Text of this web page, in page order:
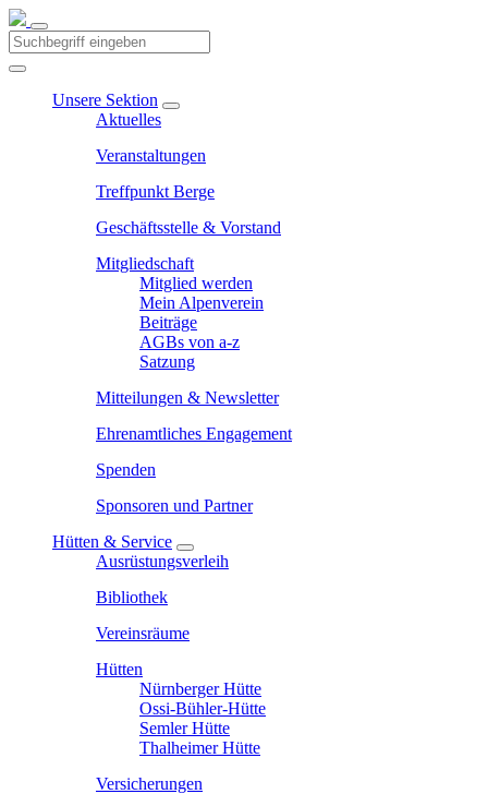
Unsere Sektion
Aktuelles
Veranstaltungen
Treffpunkt Berge
Geschäftsstelle & Vorstand
Mitgliedschaft
Mitglied werden
Mein Alpenverein
Beiträge
AGBs von a-z
Satzung
Mitteilungen & Newsletter
Ehrenamtliches Engagement
Spenden
Sponsoren und Partner
Hütten & Service
Ausrüstungsverleih
Bibliothek
Vereinsräume
Hütten
Nürnberger Hütte
Ossi-Bühler-Hütte
Semler Hütte
Thalheimer Hütte
Versicherungen